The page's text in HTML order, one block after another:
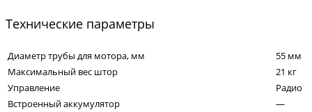
Технические параметры
Диаметр трубы для мотора, мм
55 мм
Максимальный вес штор
21 кг
Управление
Радио
Встроенный аккумулятор
—